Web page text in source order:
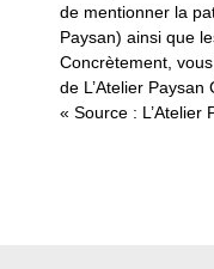
de mentionner la
Paysan) ainsi que
Concrètement,
de L’Atelier
« Source : L’Atelier